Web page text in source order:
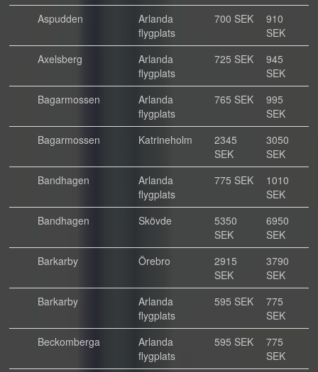
Aspudden
Arlanda
flygplats
700 SEK
910
SEK
Axelsberg
Arlanda
flygplats
725 SEK
945
SEK
Bagarmossen
Arlanda
flygplats
765 SEK
995
SEK
Bagarmossen
Katrineholm
2345
SEK
3050
SEK
Bandhagen
Arlanda
flygplats
775 SEK
1010
SEK
Bandhagen
Skövde
5350
SEK
6950
SEK
Barkarby
Örebro
2915
SEK
3790
SEK
Barkarby
Arlanda
flygplats
595 SEK
775
SEK
Beckomberga
Arlanda
flygplats
595 SEK
775
SEK